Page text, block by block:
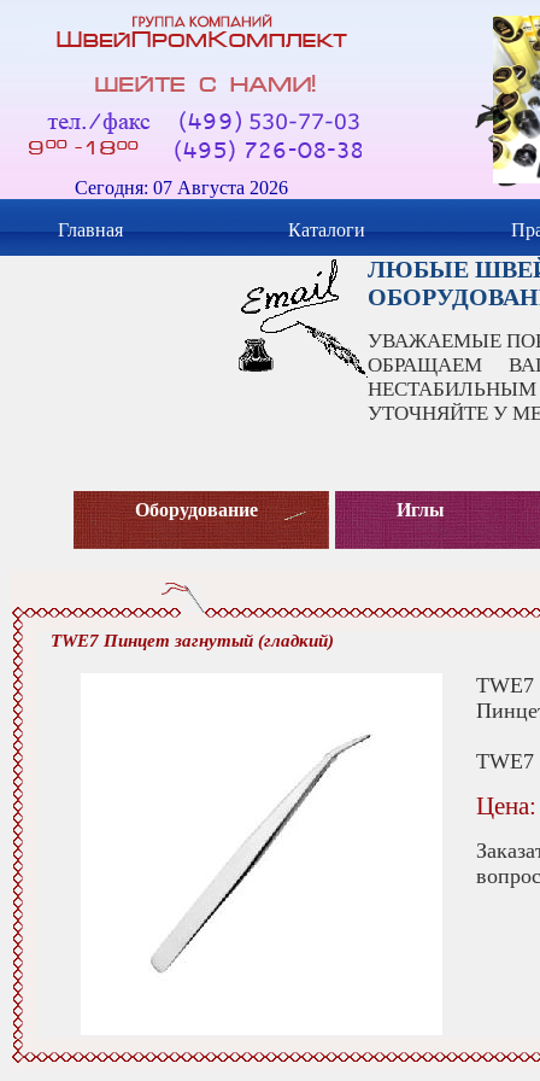
Сегодня: 07 Августа 2026
Главная Каталоги
ЛЮБЫЕ
УВАЖАЕМЫЕ
ОБРАЩАЕМ
УТОЧНЯЙТЕ У
Оборудование Иглы
TWE7 Пинцет загнутый (гладкий)
TWE7
TWE7